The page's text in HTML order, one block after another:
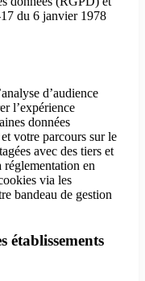
du 6 janvier 1978
d’audience
l’expérience
données
votre parcours sur le
avec des tiers et
réglementation en
via les
bandeau de gestion
établissements